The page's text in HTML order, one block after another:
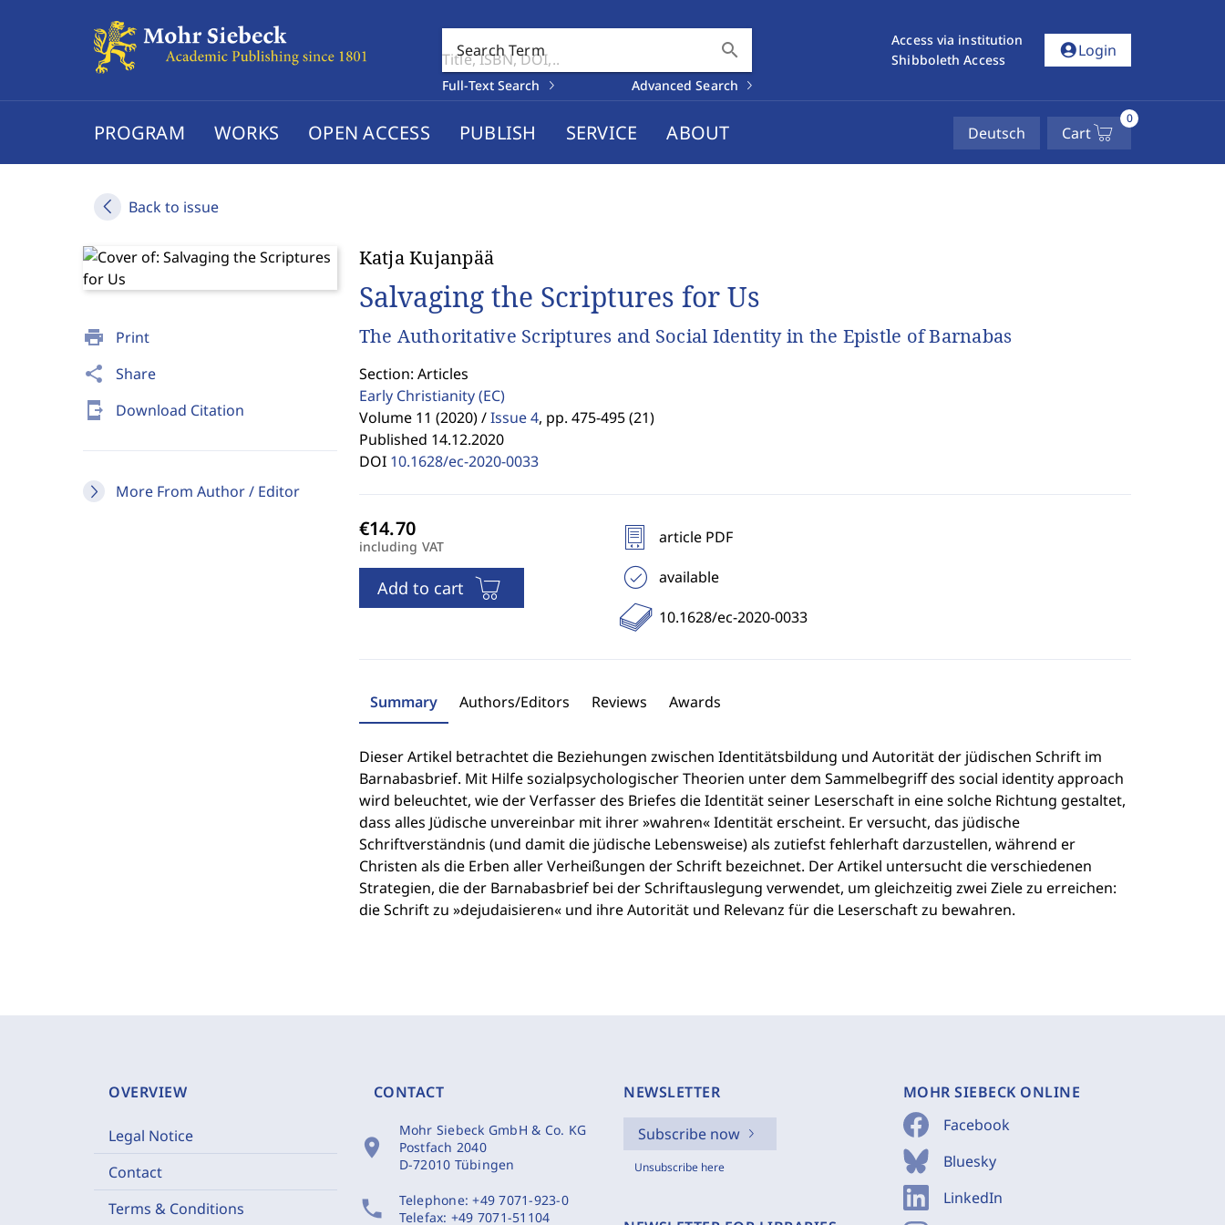
Search Term search
Full-Text Search Advanced Search
Access via institution
Shibboleth Access
account_circleLogin
PROGRAM WORKS OPEN ACCESS PUBLISH SERVICE ABOUT Deutsch Cart
0
Back to issue
print Print
share Share
send_to_mobile Download Citation
More From Author / Editor
Katja Kujanpää
Salvaging the Scriptures for Us
The Authoritative Scriptures and Social Identity in the Epistle of Barnabas
Section: Articles
Early Christianity(EC)
Volume 11 (2020) / Issue 4, pp. 475-495 (21)
Published 14.12.2020
DOI 10.1628/ec-2020-0033
including VAT
Add to cart
article PDF
available
10.1628/ec-2020-0033
Summary Authors/Editors Reviews Awards
Dieser Artikel betrachtet die Beziehungen zwischen Identitätsbildung und Autorität der jüdischen Schrift im
Barnabasbrief. Mit Hilfe sozialpsychologischer Theorien unter dem Sammelbegriff des social identity approach
wird beleuchtet, wie der Verfasser des Briefes die Identität seiner Leserschaft in eine solche Richtung gestaltet,
dass alles Jüdische unvereinbar mit ihrer »wahren« Identität erscheint. Er versucht, das jüdische
Schriftverständnis (und damit die jüdische Lebensweise) als zutiefst fehlerhaft darzustellen, während er
Christen als die Erben aller Verheißungen der Schrift bezeichnet. Der Artikel untersucht die verschiedenen
Strategien, die der Barnabasbrief bei der Schriftauslegung verwendet, um gleichzeitig zwei Ziele zu erreichen:
die Schrift zu »dejudaisieren« und ihre Autorität und Relevanz für die Leserschaft zu bewahren.
OVERVIEW
Legal Notice
Contact
Terms & Conditions
CONTACT
location_on
Mohr Siebeck GmbH & Co. KG
Postfach 2040
D-72010 Tübingen
phone Telephone:+49 7071-923-0
Telefax: +49 7071-51104
NEWSLETTER
Subscribe now
Unsubscribe here
MOHR SIEBECK ONLINE
Facebook
Bluesky
LinkedIn